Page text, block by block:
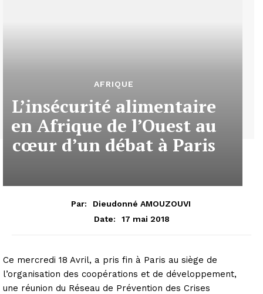
AFRIQUE
L’insécurité alimentaire
en Afrique de l’Ouest au
cœur d’un débat à Paris
Par:
Dieudonné AMOUZOUVI
Date:
17 mai 2018
Ce mercredi 18 Avril, a pris fin à Paris au siège de
l’organisation des coopérations et de développement,
une réunion du Réseau de Prévention des Crises